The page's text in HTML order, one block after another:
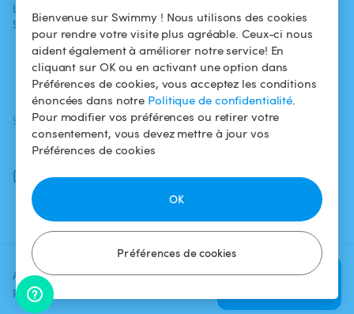
Bienvenue sur Swimmy ! Nous utilisons des cookies
pour rendre votre visite plus agréable. Ceux-ci nous
aident également à améliorer notre service! En
cliquant sur OK ou en activant une option dans
Préférences de cookies, vous acceptez les conditions
énoncées dans notre Politique de confidentialité.
Pour modifier vos préférences ou retirer votre
consentement, vous devez mettre à jour vos
Préférences de cookies
Préférences de cookies
OK
Ajoutez une date et un créneau
pour voir le prix
Vérifier la
L'aventure
Swimmy
Louer ma piscine
Comment ça
marche ?
confidentialité
Mentions légales
SUIVEZ-NOUS
Facebook
Instagram
TÉLÉCHARGEZ L'APP